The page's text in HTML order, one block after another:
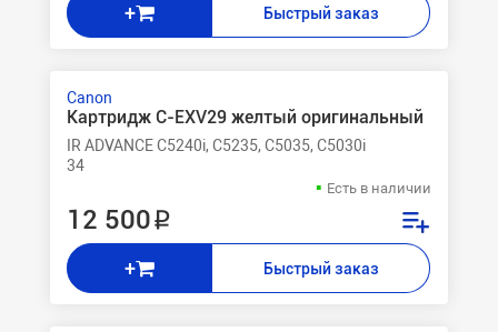
+ Быстрый заказ
Canon
Картридж C-EXV29 желтый оригинальный
IR ADVANCE C5240i, C5235, C5035, C5030i
34
Есть в наличии
12 500 ₽
+ Быстрый заказ